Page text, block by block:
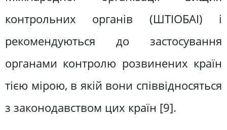
контрольних орга­нів (ШТІОБАІ) і
рекомендуються до застосування
органами контролю роз­винених країн
тією мірою, в якій вони співвідносяться
з законодавством цих країн [9].